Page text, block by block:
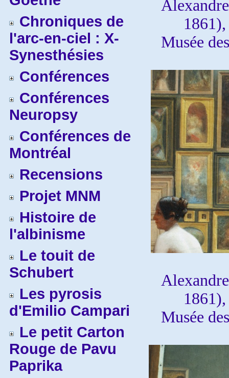
Chroniques de
l'arc-en-ciel : X-
Synesthésies
Conférences
Conférences
Neuropsy
Conférences de
Montréal
Recensions
Projet MNM
Histoire de
l'albinisme
Le touit de
Schubert
Les pyrosis
d'Emilio Campari
Le petit Carton
Rouge de Pavu
Paprika
Musée
Musée